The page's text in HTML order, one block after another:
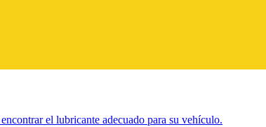
el lubricante adecuado para su vehículo.